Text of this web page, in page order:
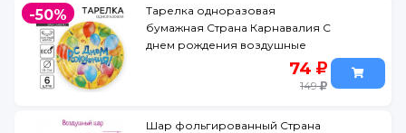
-50%
Тарелка одноразовая
бумажная Страна Карнавалия С
днем рождения воздушные
74
149
Шар фольгированный Страна